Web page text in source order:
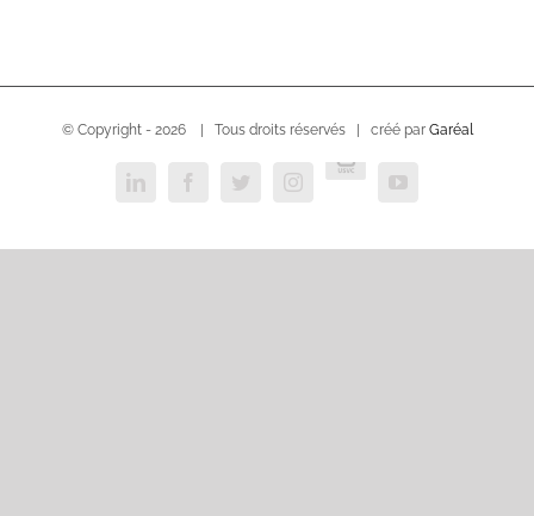
© Copyright - 2026 | Tous droits réservés | créé par Garéal
LinkedInFacebookTwitterInstagram
USVC
YouTube